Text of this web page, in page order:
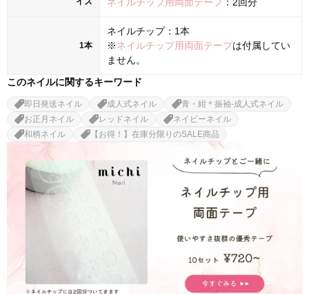
1本
ネイルチップ：1本
※ネイルチップ用両面テープは付属してい
ません。
このネイルに関するキーワード
即日発送ネイル 成人式ネイル
青・紺＊振袖-成人式ネイル
お正月ネイル
レッドネイル
ネイビーネイル
和柄ネイル
【お得！】在庫分限りのSALE商品